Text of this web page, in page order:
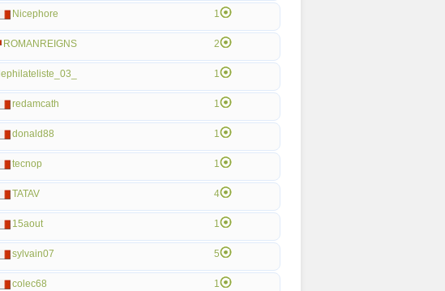
Nicephore 1
ROMANREIGNS 2
lephilateliste_03_ 1
redamcath 1
donald88 1
tecnop 1
TATAV 4
15aout 1
sylvain07 5
colec68 1